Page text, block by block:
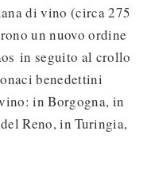
di vino (circa 275
un nuovo ordine
in seguito al crollo
benedettini
in Borgogna, in
Reno, in Turingia,